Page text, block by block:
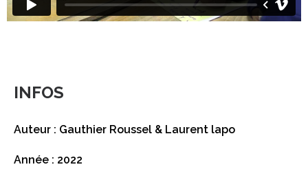
INFOS
Auteur : Gauthier Roussel & Laurent lapo
Année : 2022